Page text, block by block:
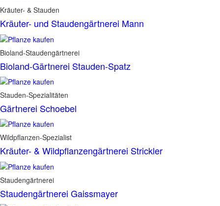
Kräuter- & Stauden
Kräuter- und Staudengärtnerei Mann
Bioland-Staudengärtnerei
Bioland-Gärtnerei Stauden-Spatz
Stauden-Spezialitäten
Gärtnerei Schoebel
Wildpflanzen-Spezialist
Kräuter- & Wildpflanzengärtnerei Strickler
Staudengärtnerei
Staudengärtnerei Gaissmayer